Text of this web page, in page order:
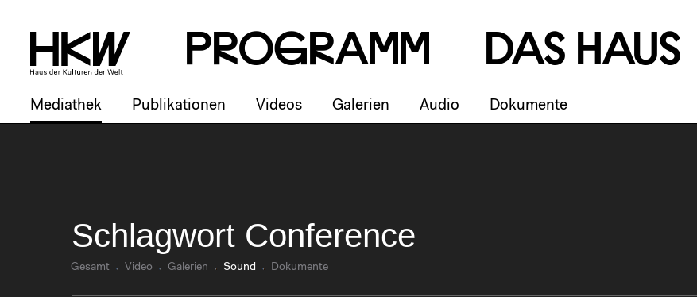
PRog Ram m Das Haus
Mediathek Publikationen Videos Galerien Audio Dokumente
Schlagwort Conference
Gesamt Video Galerien Sound Dokumente